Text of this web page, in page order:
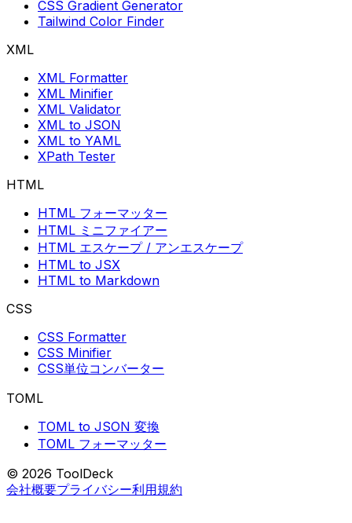
CSS Gradient Generator
Tailwind Color Finder
XML
XML Formatter
XML Minifier
XML Validator
XML to JSON
XML to YAML
XPath Tester
HTML
HTML フォーマッター
HTML ミニファイアー
HTML エスケープ / アンエスケープ
HTML to JSX
HTML to Markdown
CSS
CSS Formatter
CSS Minifier
CSS単位コンバーター
TOML
TOML to JSON 変換
TOML フォーマッター
© 2026 ToolDeck
会社概要プライバシー利用規約